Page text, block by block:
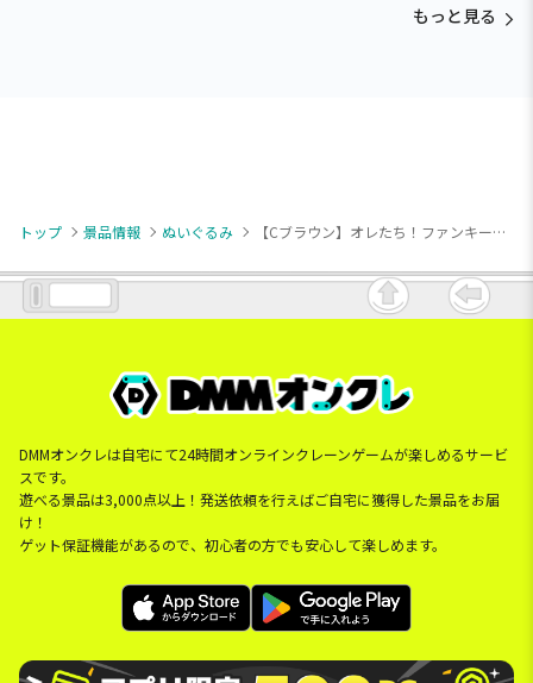
もっと見る
トップ 景品情報 ぬいぐるみ 【Cブラウン】オレたち！ファンキーモンキーズ！～Funny～
DMMオンクレは自宅にて24時間オンラインクレーンゲームが楽しめるサービ
スです。
遊べる景品は3,000点以上！発送依頼を行えばご自宅に獲得した景品をお届
け！
ゲット保証機能があるので、初心者の方でも安心して楽しめます。